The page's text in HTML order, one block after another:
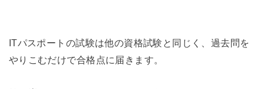
ITパスポートの試験は他の資格試験と同じく、過去問を
やりこむだけで合格点に届きます。